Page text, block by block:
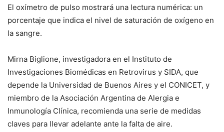
El oxímetro de pulso mostrará una lectura numérica: un
porcentaje que indica el nivel de saturación de oxígeno en
la sangre.
Mirna Biglione, investigadora en el Instituto de
Investigaciones Biomédicas en Retrovirus y SIDA, que
depende la Universidad de Buenos Aires y el CONICET, y
miembro de la Asociación Argentina de Alergia e
Inmunología Clínica, recomienda una serie de medidas
claves para llevar adelante ante la falta de aire.